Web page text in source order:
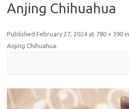
Anjing Chihuahua
Published February 27, 2024 at 780 × 390 in
Anjing Chihuahua.